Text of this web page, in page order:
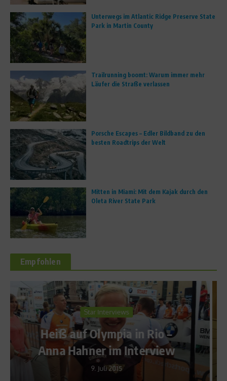
Unterwegs im Atlantic Ridge Preserve State
Park in Martin County
Trailrunning boomt: Warum immer mehr
Läufer die Straße verlassen
Porsche Escapes – Edler Bildband zu den
besten Roadtrips der Welt
Mitten in Miami: Mit dem Kajak durch den
Oleta River State Park
Empfohlen
Ratgeber Gesundheit
Warum Sauna nach dem
Sport gesund ist